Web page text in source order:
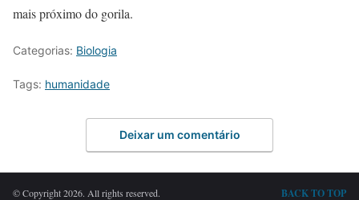
mais próximo do gorila.
Categorias: Biologia
Tags: humanidade
Deixar um comentário
© Copyright 2026. All rights reserved. BACK TO TOP